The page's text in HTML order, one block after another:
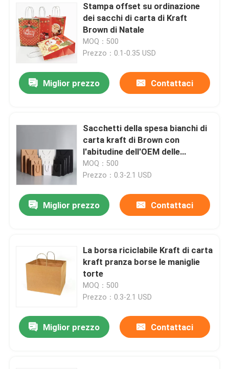
Controllo della qualità
Contattaci
Chiedi un preventivo
Scatola di imballaggio Vape
Scatola d'imballaggio cosmetica
Imballaggi alimentari
Stampa Softcover del libro
Contenitori d'imballaggio di scarpa
Contenitori di imballaggio dell'abbigliamento
Stampa offset su ordinazione
dei sacchi di carta di Kraft
Brown di Natale
MOQ：500
Prezzo：0.1-0.35 USD
Miglior prezzo Contattaci
Sacchetti della spesa bianchi di
carta kraft di Brown con
l'abitudine dell'OEM delle
maniglie stampati
MOQ：500
Prezzo：0.3-2.1 USD
Miglior prezzo Contattaci
La borsa riciclabile Kraft di carta
kraft pranza borse le maniglie
torte
MOQ：500
Prezzo：0.3-2.1 USD
Miglior prezzo Contattaci